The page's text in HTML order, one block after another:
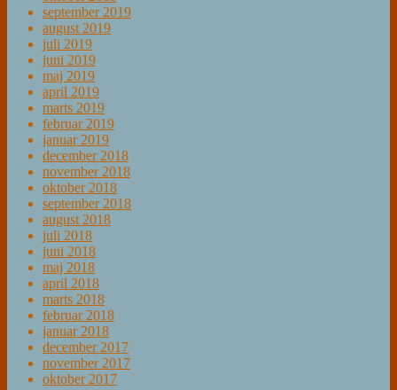
september 2019
august 2019
juli 2019
juni 2019
maj 2019
april 2019
marts 2019
februar 2019
januar 2019
december 2018
november 2018
oktober 2018
september 2018
august 2018
juli 2018
juni 2018
maj 2018
april 2018
marts 2018
februar 2018
januar 2018
december 2017
november 2017
oktober 2017